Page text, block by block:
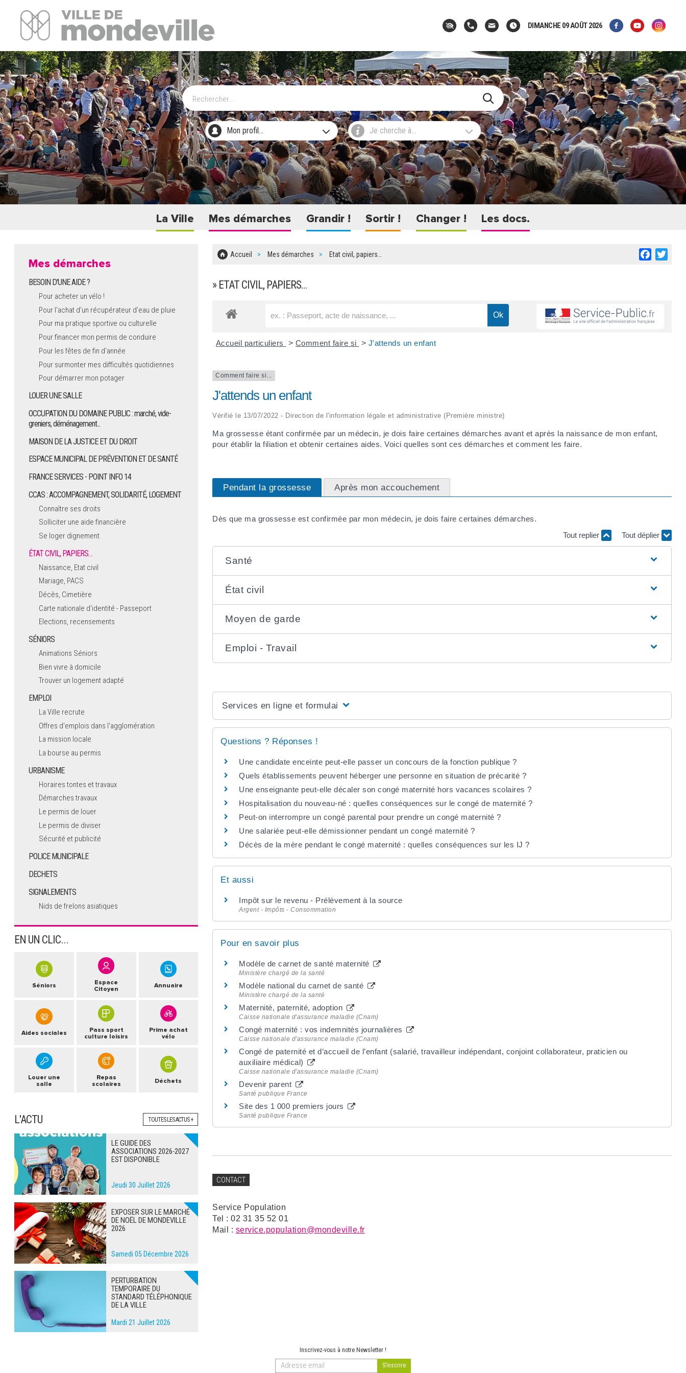
Site Officiel de la ville de Mondeville
DIMANCHE 09 AOÛT 2026
Mon profil... Je cherche à...
La Ville Mes démarches Grandir ! Sortir ! Changer ! Les docs.
Facebook
Accueil Mes démarches Etat civil, papiers…
» ETAT CIVIL, PAPIERS…
Accueil particuliers > Comment faire si > J'attends un enfant
Comment faire si...
J'attends un enfant
Vérifié le 13/07/2022 - Direction de l'information légale et administrative (Première ministre)
Ma grossesse étant confirmée par un médecin, je dois faire certaines démarches avant et après la naissance de mon enfant,
pour établir la filiation et obtenir certaines aides. Voici quelles sont ces démarches et comment les faire.
Pendant la grossesse Après mon accouchement
Dès que ma grossesse est confirmée par mon médecin, je dois faire certaines démarches.
Tout replier
Tout déplier
Santé
État civil
Moyen de garde
Emploi - Travail
Services en ligne et formulaires
Questions ? Réponses !
Une candidate enceinte peut-elle passer un concours de la fonction publique ?
Quels établissements peuvent héberger une personne en situation de précarité ?
Une enseignante peut-elle décaler son congé maternité hors vacances scolaires ?
Hospitalisation du nouveau-né : quelles conséquences sur le congé de maternité ?
Peut-on interrompre un congé parental pour prendre un congé maternité ?
Une salariée peut-elle démissionner pendant un congé maternité ?
Décès de la mère pendant le congé maternité : quelles conséquences sur les IJ ?
Et aussi
Impôt sur le revenu - Prélèvement à la source
Argent - Impôts - Consommation
Pour en savoir plus
Modèle de carnet de santé maternité
Ministère chargé de la santé
Modèle national du carnet de santé
Ministère chargé de la santé
Maternité, paternité, adoption
Caisse nationale d'assurance maladie (Cnam)
Congé maternité : vos indemnités journalières
Caisse nationale d'assurance maladie (Cnam)
Congé de paternité et d’accueil de l’enfant (salarié, travailleur indépendant, conjoint collaborateur, praticien ou
auxiliaire médical)
Caisse nationale d'assurance maladie (Cnam)
Devenir parent
Santé publique France
Site des 1 000 premiers jours
Santé publique France
CONTACT
Service Population
Tel : 02 31 35 52 01
Mail : service.population@mondeville.fr
Mes démarches
BESOIN D'UNE AIDE ?
Pour acheter un vélo !
Pour l'achat d’un récupérateur d’eau de pluie
Pour ma pratique sportive ou culturelle
Pour financer mon permis de conduire
Pour les fêtes de fin d'année
Pour surmonter mes difficultés quotidiennes
Pour démarrer mon potager
LOUER UNE SALLE
OCCUPATION DU DOMAINE PUBLIC : marché, vide-
greniers, déménagement...
MAISON DE LA JUSTICE ET DU DROIT
ESPACE MUNICIPAL DE PRÉVENTION ET DE SANTÉ
FRANCE SERVICES - POINT INFO 14
CCAS : ACCOMPAGNEMENT, SOLIDARITÉ, LOGEMENT
Connaître ses droits
Solliciter une aide financière
Se loger dignement
ÉTAT CIVIL, PAPIERS…
Naissance, Etat civil
Mariage, PACS
Décès, Cimetière
Carte nationale d'identité - Passeport
Elections, recensements
SÉNIORS
Animations Séniors
Bien vivre à domicile
Trouver un logement adapté
EMPLOI
La Ville recrute
Offres d'emplois dans l'agglomération
La mission locale
La bourse au permis
URBANISME
Horaires tontes et travaux
Démarches travaux
Le permis de louer
Le permis de diviser
Sécurité et publicité
POLICE MUNICIPALE
DECHETS
SIGNALEMENTS
Nids de frelons asiatiques
EN UN CLIC...
Séniors
Espace
Citoyen
Annuaire
Aides sociales
Pass sport
culture loisirs
Prime achat
vélo
Louer une
salle
Repas
scolaires
Déchets
L'ACTU TOUTES LES ACTUS +
LE GUIDE DES
ASSOCIATIONS 2026-2027
EST DISPONIBLE
Jeudi 30 Juillet 2026
EXPOSER SUR LE MARCHÉ
DE NOËL DE MONDEVILLE
2026
Samedi 05 Décembre 2026
PERTURBATION
TEMPORAIRE DU
STANDARD TÉLÉPHONIQUE
DE LA VILLE
Mardi 21 Juillet 2026
Inscrivez-vous à notre Newsletter !